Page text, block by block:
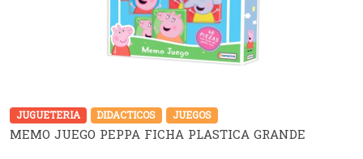
JUGUETERIA DIDACTICOS JUEGOS
MEMO JUEGO PEPPA FICHA PLASTICA GRANDE